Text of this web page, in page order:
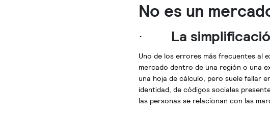
No es un
· La
Uno de los errores más frecuentes al
mercado dentro de una región o una
una hoja de cálculo, pero suele fallar
identidad, de códigos sociales
las personas se relacionan con las